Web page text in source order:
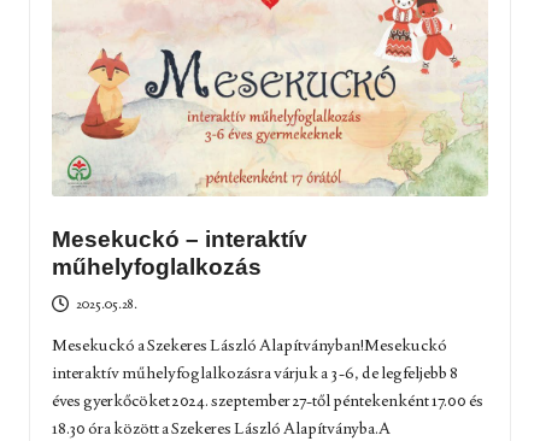
Mesekuckó – interaktív
műhelyfoglalkozás
2025.05.28.
Mesekuckó a Szekeres László Alapítványban!Mesekuckó
interaktív műhelyfoglalkozásra várjuk a 3-6, de legfeljebb 8
éves gyerkőcöket 2024. szeptember 27-től péntekenként 17.00 és
18.30 óra között a Szekeres László Alapítványba.A